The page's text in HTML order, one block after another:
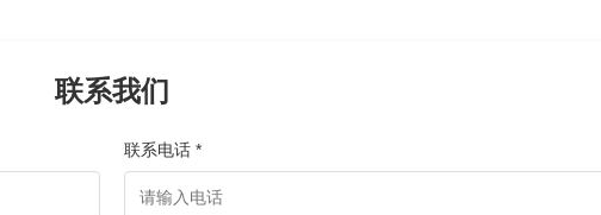
联系我们
联系电话 *